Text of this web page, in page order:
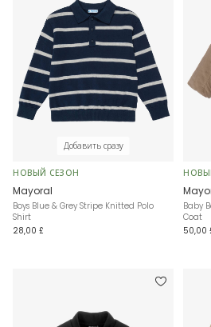
Добавить сразу
НОВЫЙ СЕЗОН
Mayoral
Boys Blue & Grey Stripe Knitted Polo
Shirt
28,00 £
Baby
Coat
50,00